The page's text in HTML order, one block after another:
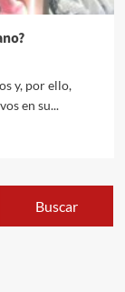
y, por ello,
en su...